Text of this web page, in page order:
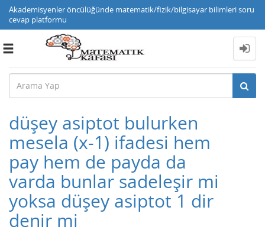
Akademisyenler öncülüğünde matematik/fizik/bilgisayar bilimleri soru
cevap platformu
Toggle
düşey asiptot bulurken
mesela (x-1) ifadesi hem
pay hem de payda da
varda bunlar sadeleşir mi
yoksa düşey asiptot 1 dir
denir mi